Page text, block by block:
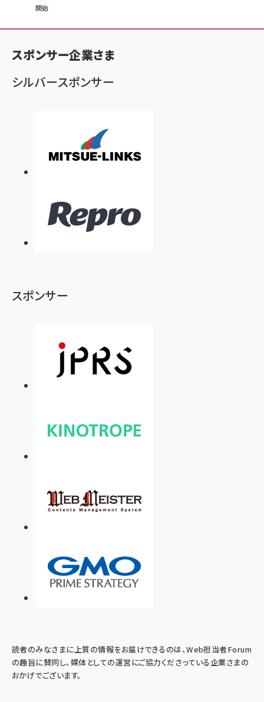
く
ず
開始
スポンサー企業さま
シルバースポンサー
スポンサー
読者のみなさまに上質の情報をお届けできるのは、Web担当者Forum
の趣旨に賛同し、媒体としての運営にご協力くださっている企業さまの
おかげでございます。